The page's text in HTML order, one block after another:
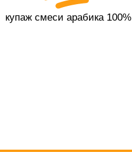
купаж смеси арабика 100%